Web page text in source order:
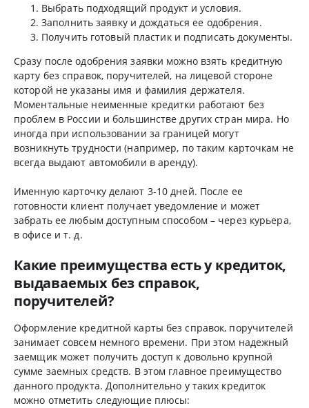
Выбрать подходящий продукт и условия.
Заполнить заявку и дождаться ее одобрения.
Получить готовый пластик и подписать документы.
Сразу после одобрения заявки можно взять кредитную
карту без справок, поручителей, на лицевой стороне
которой не указаны имя и фамилия держателя.
Моментальные неименные кредитки работают без
проблем в России и большинстве других стран мира. Но
иногда при использовании за границей могут
возникнуть трудности (например, по таким карточкам не
всегда выдают автомобили в аренду).
Именную карточку делают 3-10 дней. После ее
готовности клиент получает уведомление и может
забрать ее любым доступным способом – через курьера,
в офисе и т. д.
Какие преимущества есть у кредиток,
выдаваемых без справок,
поручителей?
Оформление кредитной карты без справок, поручителей
занимает совсем немного времени. При этом надежный
заемщик может получить доступ к довольно крупной
сумме заемных средств. В этом главное преимущество
данного продукта. Дополнительно у таких кредиток
можно отметить следующие плюсы: